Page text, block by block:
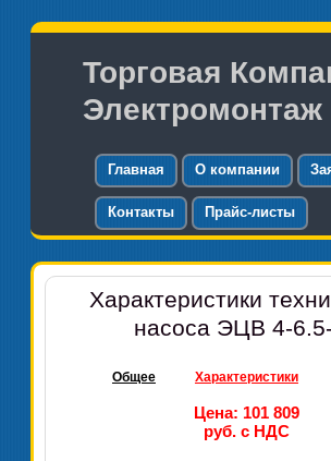
Торговая
Электромонтаж
Главная О компании
Контакты Прайс-листы
Характеристики
насоса ЭЦВ 4-
Общее Характеристики
Цена: 101 809
руб. с НДС